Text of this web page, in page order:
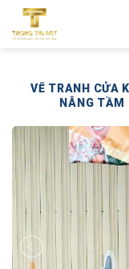
qua
VẼ TRANH CỬA
NÂNG TẦM